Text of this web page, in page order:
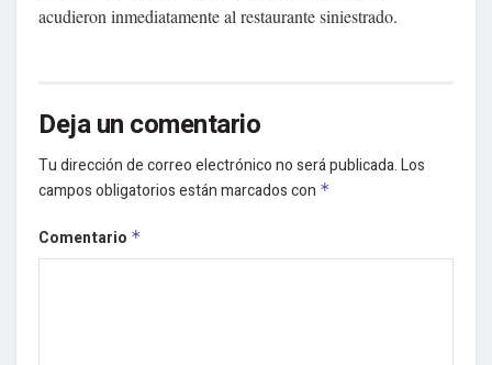
acudieron inmediatamente al restaurante siniestrado.
Deja un comentario
Tu dirección de correo electrónico no será publicada.Los
campos obligatorios están marcados con *
Comentario *